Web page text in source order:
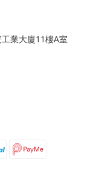
業大廈11樓A室